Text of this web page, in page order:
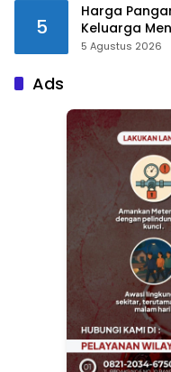
5
Harga
Keluarga
5 Agustus 2026
Ads